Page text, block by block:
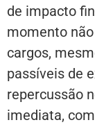
de impacto
momento
cargos,
passíveis de
repercussão
imediata,